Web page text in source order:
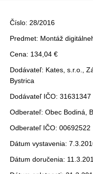
Formuláre
Fotogaléria
Kontakt
Číslo: 28/2016
Predmet: Montáž
Cena: 134,04 €
Dodávateľ: Kates, s.r.o.,
Bystrica
Dodávateľ IČO: 31631347
Odberateľ: Obec Bodiná,
Odberateľ IČO: 00692522
Dátum vystavenia:
Dátum doručenia: